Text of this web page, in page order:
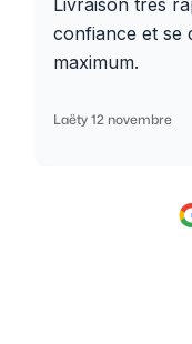
confiance et se
maximum.
Laëty 12 novembre